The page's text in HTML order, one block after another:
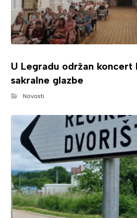
U Legradu održan koncert
sakralne glazbe
Novosti